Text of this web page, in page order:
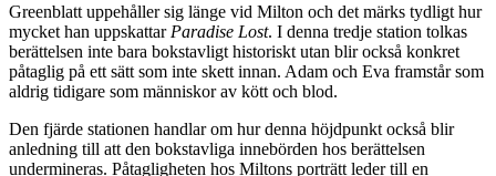
Greenblatt uppehåller sig länge vid Milton och det märks tydligt hur
mycket han uppskattarParadise Lost. I denna tredje station tolkas
berättelsen inte bara bokstavligt historiskt utan blir också konkret
påtaglig på ett sätt som inte skett innan. Adam och Eva framstår som
aldrig tidigare som människor av kött och blod.
Den fjärde stationen handlar om hur denna höjdpunkt också blir
anledning till att den bokstavliga innebörden hos berättelsen
undermineras. Påtagligheten hos Miltons porträtt leder till en